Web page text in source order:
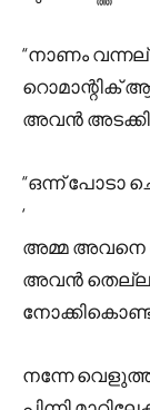
“നാണം
റൊമാന്റിക്
അവൻ അടക്കി
“ഒന്ന് പോടാ
‘
അമ്മ അവനെ
അവൻ തെല്ലു
നന്നേ